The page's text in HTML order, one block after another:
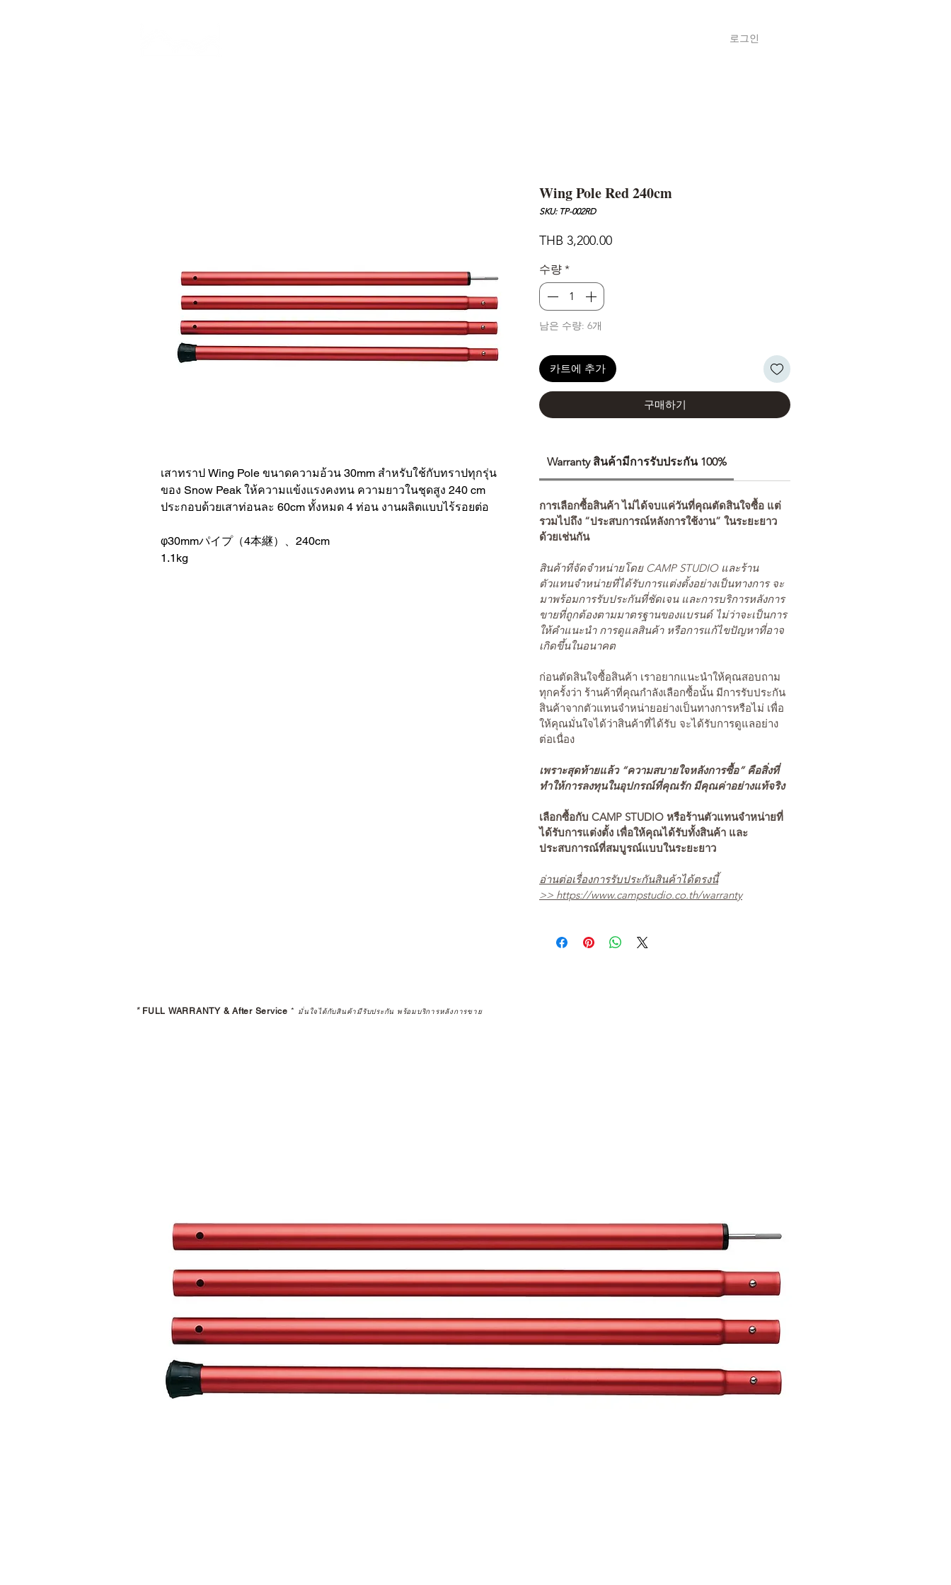
로그인
เสาทราป Wing Pole ขนาดความอ้วน 30mm สำหรับใช้กับทราปทุกรุ่น
ของ Snow Peak ให้ความแข้งแรงคงทน ความยาวในชุดสูง 240 cm
ประกอบด้วยเสาท่อนละ 60cm ทั้งหมด 4 ท่อน งานผลิตแบบไร้รอยต่อ
φ30mmパイプ（4本継）、240cm
1.1kg
Wing Pole Red 240cm
SKU: TP-002RD
THB 3,200.00가
수량 *
남은 수량: 6개
카트에 추가
구매하기
Warranty สินค้ามีการรับประกัน 100%
การเลือกซื้อสินค้า ไม่ได้จบแค่วันที่คุณตัดสินใจซื้อ แต่
รวมไปถึง “ประสบการณ์หลังการใช้งาน” ในระยะยาว
ด้วยเช่นกัน
สินค้าที่จัดจำหน่ายโดย CAMP STUDIO และร้าน
ตัวแทนจำหน่ายที่ได้รับการแต่งตั้งอย่างเป็นทางการ จะ
มาพร้อมการรับประกันที่ชัดเจน และการบริการหลังการ
ขายที่ถูกต้องตามมาตรฐานของแบรนด์ ไม่ว่าจะเป็นการ
ให้คำแนะนำ การดูแลสินค้า หรือการแก้ไขปัญหาที่อาจ
เกิดขึ้นในอนาคต
ก่อนตัดสินใจซื้อสินค้า เราอยากแนะนำให้คุณสอบถาม
ทุกครั้งว่า ร้านค้าที่คุณกำลังเลือกซื้อนั้น มีการรับประกัน
สินค้าจากตัวแทนจำหน่ายอย่างเป็นทางการหรือไม่ เพื่อ
ให้คุณมั่นใจได้ว่าสินค้าที่ได้รับ จะได้รับการดูแลอย่าง
ต่อเนื่อง
เพราะสุดท้ายแล้ว “ความสบายใจหลังการซื้อ” คือสิ่งที่
ทำให้การลงทุนในอุปกรณ์ที่คุณรัก มีคุณค่าอย่างแท้จริง
เลือกซื้อกับ CAMP STUDIO หรือร้านตัวแทนจำหน่ายที่
ได้รับการแต่งตั้ง เพื่อให้คุณได้รับทั้งสินค้า และ
ประสบการณ์ที่สมบูรณ์แบบในระยะยาว
อ่านต่อเรื่องการรับประกันสินค้าได้ตรงนี้
>> https://www.campstudio.co.th/warranty
* FULL WARRANTY & After Service * มั่นใจได้กับสินค้ามีรับประกัน พร้อมบริการหลังการขาย